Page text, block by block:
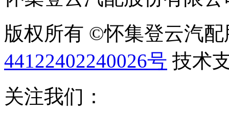
版权所有 ©怀集登云汽
44122402240026号 技术
关注我们：